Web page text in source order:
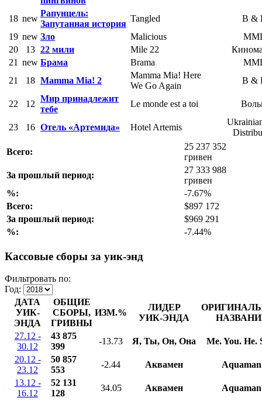
18 new
Рапунцель:
Запутанная история
Tangled
B &
19 new Зло Malicious
20
13 22 мили Mile 22
21 new Брама Brama
21
18 Mamma Mia! 2
Mamma Mia! Here
We Go Again
B &
22 12
Мир принадлежит
тебе
Le monde est a toi
23 16 Отель «Артемида» Hotel Artemis
Всего:
25 237 352
гривен
За прошлый период:
27 333 988
гривен
%:
-7.67%
Всего:
$897 172
За прошлый период:
$969 291
%:
-7.44%
Кассовые сборы за уик-энд
Фильтровать по:
Год:
ДАТА
УИК-
ЭНДА
ОБЩИЕ
СБОРЫ,
ГРИВНЫ
ИЗМ.%
ЛИДЕР
УИК-ЭНДА
27.12 -
30.12
43 875
399
-13.73 Я, Ты, Он, Она
Me. You. He.
20.12 -
23.12
50 857
553
-2.44 Аквамен
Aquaman
13.12 -
16.12
52 131
128
34.05 Аквамен Aquaman